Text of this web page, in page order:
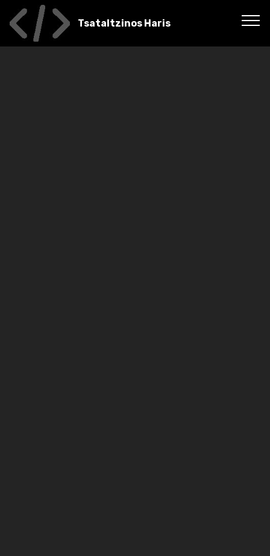
Tsataltzinos Haris